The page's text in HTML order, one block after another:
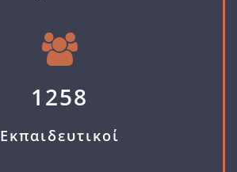
1258
Εκπαιδευτικοί